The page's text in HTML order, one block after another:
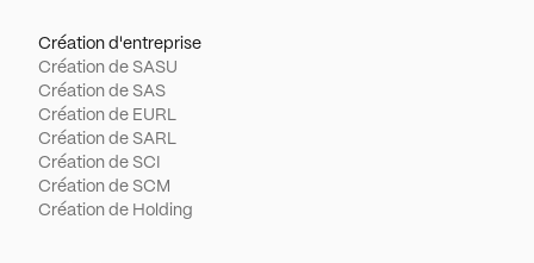
Création d'entreprise
Création de SASU
Création de SAS
Création de EURL
Création de SARL
Création de SCI
Création de SCM
Création de Holding